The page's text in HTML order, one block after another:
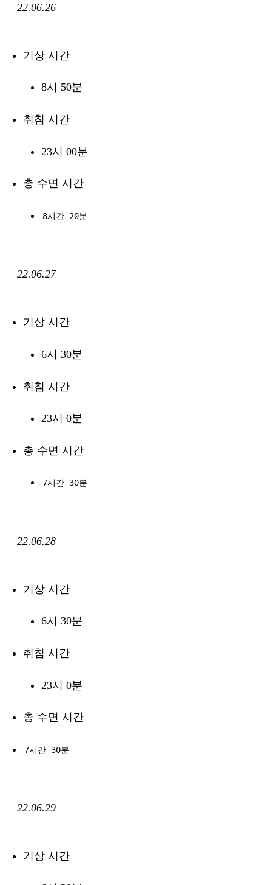
22.06.26
기상 시간
8시 50분
취침 시간
23시 00분
총 수면 시간
8시간 20분
22.06.27
기상 시간
6시 30분
취침 시간
23시 0분
총 수면 시간
7시간 30분
22.06.28
기상 시간
6시 30분
취침 시간
23시 0분
총 수면 시간
7시간 30분
22.06.29
기상 시간